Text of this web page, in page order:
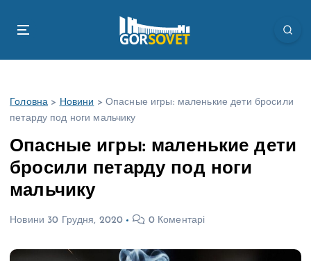
Головна > Новини > Опасные игры: маленькие дети бросили
петарду под ноги мальчику
Опасные игры: маленькие дети
бросили петарду под ноги
мальчику
Новини 30 Грудня, 2020 0 Коментарі